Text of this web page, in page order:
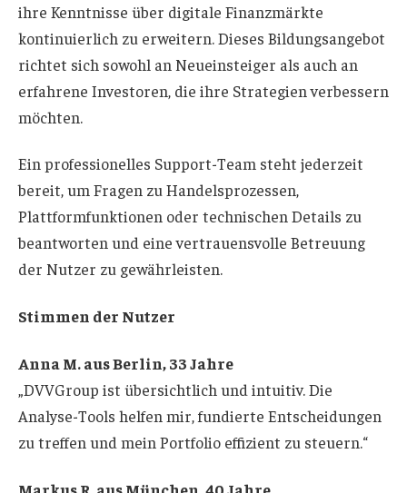
ihre Kenntnisse über digitale Finanzmärkte
kontinuierlich zu erweitern. Dieses Bildungsangebot
richtet sich sowohl an Neueinsteiger als auch an
erfahrene Investoren, die ihre Strategien verbessern
möchten.
Ein professionelles Support-Team steht jederzeit
bereit, um Fragen zu Handelsprozessen,
Plattformfunktionen oder technischen Details zu
beantworten und eine vertrauensvolle Betreuung
der Nutzer zu gewährleisten.
Stimmen der Nutzer
Anna M. aus Berlin, 33 Jahre
„DVVGroup ist übersichtlich und intuitiv. Die
Analyse-Tools helfen mir, fundierte Entscheidungen
zu treffen und mein Portfolio effizient zu steuern.“